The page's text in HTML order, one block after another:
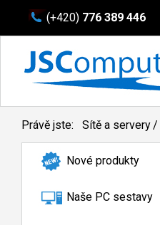
(+420) 776 389 446
Právě jste: Sítě a servery/
Nové produkty
Naše PC sestavy